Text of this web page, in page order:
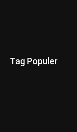
Tag Populer